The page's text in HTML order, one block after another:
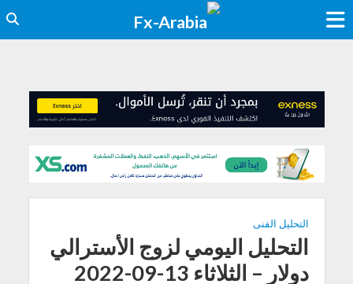
التحليل الفنى
التحليل اليومي لزوج الأسترالي
دولار – الثلاثاء 13-09-2022